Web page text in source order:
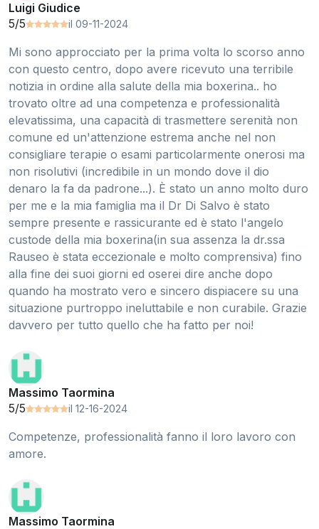
Luigi Giudice
5/5
il 09-11-2024
Mi sono approcciato per la prima volta lo scorso anno
con questo centro, dopo avere ricevuto una terribile
notizia in ordine alla salute della mia boxerina.. ho
trovato oltre ad una competenza e professionalità
elevatissima, una capacità di trasmettere serenità non
comune ed un'attenzione estrema anche nel non
consigliare terapie o esami particolarmente onerosi ma
non risolutivi (incredibile in un mondo dove il dio
denaro la fa da padrone...). È stato un anno molto duro
per me e la mia famiglia ma il Dr Di Salvo è stato
sempre presente e rassicurante ed è stato l'angelo
custode della mia boxerina(in sua assenza la dr.ssa
Rauseo è stata eccezionale e molto comprensiva) fino
alla fine dei suoi giorni ed oserei dire anche dopo
quando ha mostrato vero e sincero dispiacere su una
situazione purtroppo ineluttabile e non curabile. Grazie
davvero per tutto quello che ha fatto per noi!
Massimo Taormina
5/5
il 12-16-2024
Competenze, professionalità fanno il loro lavoro con
amore.
Massimo Taormina